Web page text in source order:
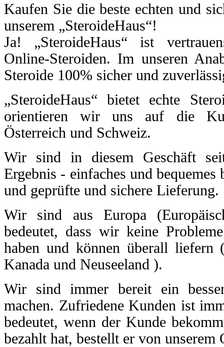
Kaufen Sie die beste echten und
unserem „SteroideHaus“!
Ja! „SteroideHaus“ ist
Online-Steroiden. Im unseren
Steroide 100% sicher und
„SteroideHaus“ bietet echte
orientieren wir uns auf die
Österreich und Schweiz.
Wir sind in diesem Geschäft
Ergebnis - einfaches und bequemes
und geprüfte und sichere Lieferung.
Wir sind aus Europa
bedeutet, dass wir keine
haben und können überall liefern
Kanada und Neuseeland ).
Wir sind immer bereit ein
machen. Zufriedene Kunden ist
bedeutet, wenn der Kunde
bezahlt hat, bestellt er von unserem